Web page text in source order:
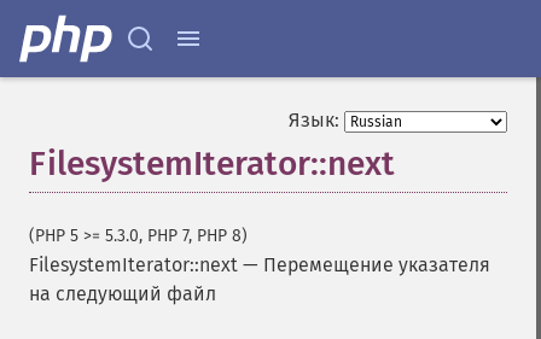
Язык:
FilesystemIterator::next
(PHP 5 >= 5.3.0, PHP 7, PHP 8)
FilesystemIterator::next — Перемещение указателя
на следующий файл